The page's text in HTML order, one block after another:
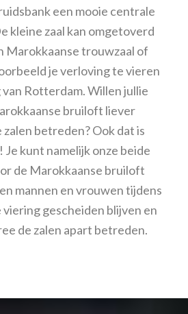
een mooie centrale
kleine zaal kan omgetoverd
Marokkaanse trouwzaal of
je verloving te vieren
van Rotterdam. Willen jullie
bruiloft liever
betreden? Ook dat is
Je kunt namelijk onze beide
de Marokkaanse bruiloft
mannen en vrouwen tijdens
gescheiden blijven en
de zalen apart betreden.